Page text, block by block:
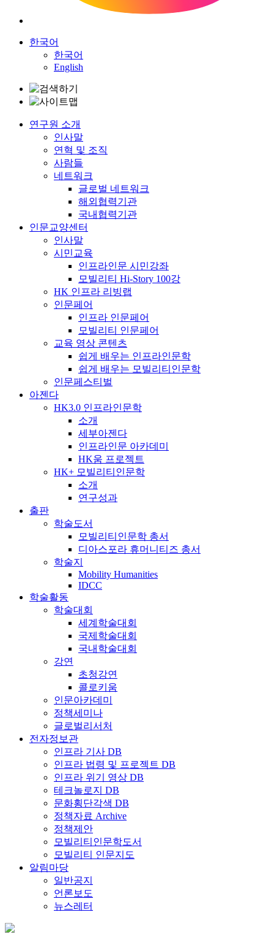
한국어
한국어
English
연구원 소개
인사말
연혁 및 조직
사람들
네트워크
글로벌 네트워크
해외협력기관
국내협력기관
인문교양센터
인사말
시민교육
인프라인문 시민강좌
모빌리티 Hi-Story 100강
HK 인프라 리빙랩
인문페어
인프라 인문페어
모빌리티 인문페어
교육 영상 콘텐츠
쉽게 배우는 인프라인문학
쉽게 배우는 모빌리티인문학
인문페스티벌
아젠다
HK3.0 인프라인문학
소개
세부아젠다
인프라인문 아카데미
HK움 프로젝트
HK+ 모빌리티인문학
소개
연구성과
출판
학술도서
모빌리티인문학 총서
디아스포라 휴머니티즈 총서
학술지
Mobility Humanities
IDCC
학술활동
학술대회
세계학술대회
국제학술대회
국내학술대회
강연
초청강연
콜로키움
인문아카데미
정책세미나
글로벌리서처
전자정보관
인프라 기사 DB
인프라 법령 및 프로젝트 DB
인프라 위기 영상 DB
테크놀로지 DB
문화횡단각색 DB
정책자료 Archive
정책제안
모빌리티인문학도서
모빌리티 인문지도
알림마당
일반공지
언론보도
뉴스레터